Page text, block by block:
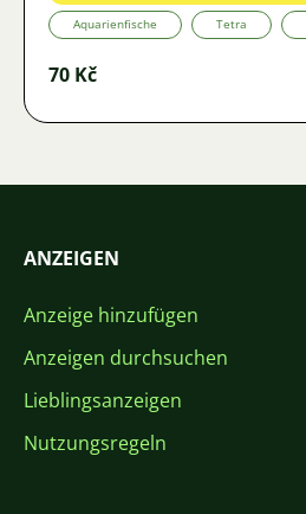
Aquarienfische Tetra
70 Kč
ANZEIGEN
Anzeige hinzufügen
Anzeigen durchsuchen
Lieblingsanzeigen
Nutzungsregeln